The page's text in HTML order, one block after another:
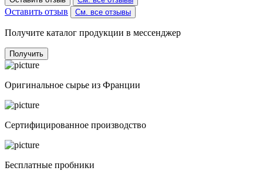
Оставить отзыв См. все отзывы
Получите каталог продукции в мессенджер
Получить
Оригинальное сырье из Франции
Сертифицированное производство
Бесплатные пробники